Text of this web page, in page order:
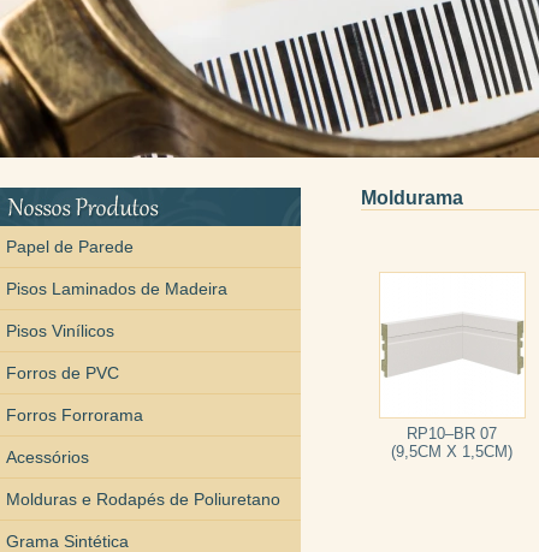
Papel de Parede
Pisos Laminados de Madeira
Pisos Vinílicos
Forros de PVC
Forros Forrorama
Acessórios
Molduras e Rodapés de Poliuretano
Grama Sintética
Moldurama
RP10–BR 07
(9,5CM X 1,5CM)